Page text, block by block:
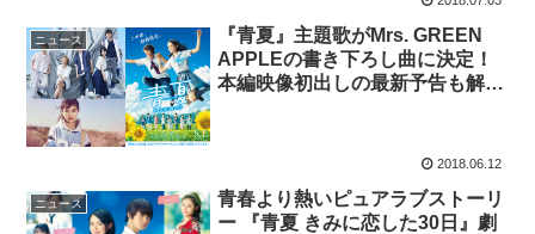
ニュース
『青夏』主題歌がMrs. GREEN
APPLEの書き下ろし曲に決定！
本編映像初出しの最新予告も解
2018.06.12
ニュース
青春より熱いピュアラブストーリ
ー 『青夏 きみに恋した30日』劇